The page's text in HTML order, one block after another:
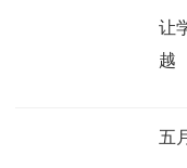
让
越
五